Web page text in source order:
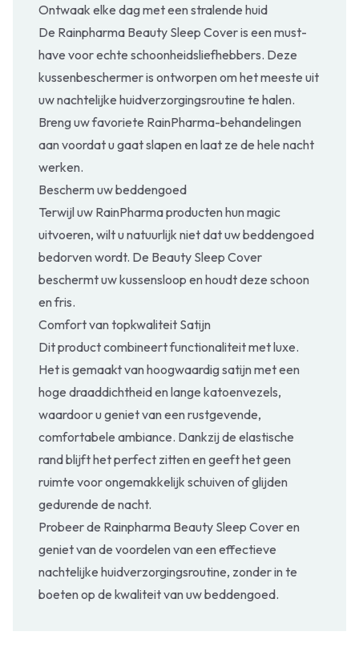
Ontwaak elke dag met een stralende huid
De Rainpharma Beauty Sleep Cover is een must-
have voor echte schoonheidsliefhebbers. Deze
kussenbeschermer is ontworpen om het meeste uit
uw nachtelijke huidverzorgingsroutine te halen.
Breng uw favoriete RainPharma-behandelingen
aan voordat u gaat slapen en laat ze de hele nacht
werken.
Bescherm uw beddengoed
Terwijl uw RainPharma producten hun magic
uitvoeren, wilt u natuurlijk niet dat uw beddengoed
bedorven wordt. De Beauty Sleep Cover
beschermt uw kussensloop en houdt deze schoon
en fris.
Comfort van topkwaliteit Satijn
Dit product combineert functionaliteit met luxe.
Het is gemaakt van hoogwaardig satijn met een
hoge draaddichtheid en lange katoenvezels,
waardoor u geniet van een rustgevende,
comfortabele ambiance. Dankzij de elastische
rand blijft het perfect zitten en geeft het geen
ruimte voor ongemakkelijk schuiven of glijden
gedurende de nacht.
Probeer de Rainpharma Beauty Sleep Cover en
geniet van de voordelen van een effectieve
nachtelijke huidverzorgingsroutine, zonder in te
boeten op de kwaliteit van uw beddengoed.